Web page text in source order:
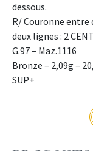
dessous.
R/ Couronne entre
deux lignes : 2
G.97 – Maz.1116
Bronze – 2,09g –
SUP+